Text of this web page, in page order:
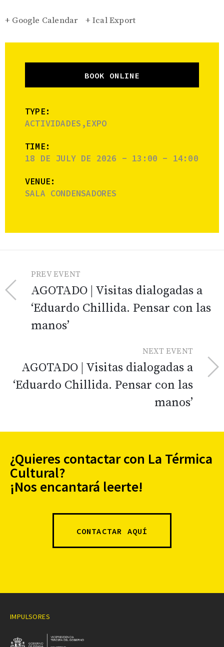
+ Google Calendar + Ical Export
BOOK ONLINE
TYPE:
ACTIVIDADES,EXPO
TIME:
18 DE JULY DE 2026 - 13:00 - 14:00
VENUE:
SALA CONDENSADORES
PREV EVENT
AGOTADO | Visitas dialogadas a
‘Eduardo Chillida. Pensar con las
manos’
NEXT EVENT
AGOTADO | Visitas dialogadas a
‘Eduardo Chillida. Pensar con las
manos’
¿Quieres contactar con La Térmica
Cultural?
¡Nos encantará leerte!
CONTACTAR AQUÍ
IMPULSORES